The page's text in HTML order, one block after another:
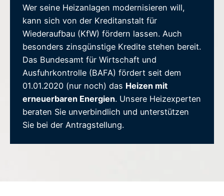
Wer seine Heizanlagen modernisieren will,
kann sich von der Kreditanstalt für
Wiederaufbau (KfW) fördern lassen. Auch
besonders zinsgünstige Kredite stehen bereit.
Das Bundesamt für Wirtschaft und
Ausfuhrkontrolle (BAFA) fördert seit dem
01.01.2020 (nur noch) das Heizen mit
erneuerbaren Energien. Unsere Heizexperten
beraten Sie unverbindlich und unterstützen
Sie bei der Antragstellung.